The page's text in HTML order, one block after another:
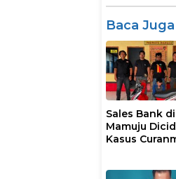
Baca Juga
Sales Bank di
Mamuju
Kasus